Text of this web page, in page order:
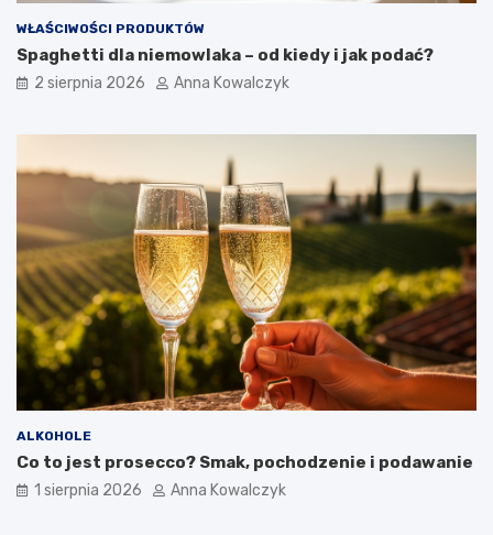
WŁAŚCIWOŚCI PRODUKTÓW
Spaghetti dla niemowlaka – od kiedy i jak podać?
2 sierpnia 2026 Anna Kowalczyk
ALKOHOLE
Co to jest prosecco? Smak, pochodzenie i podawanie
1 sierpnia 2026 Anna Kowalczyk